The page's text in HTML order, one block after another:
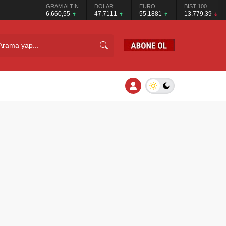
GRAM ALTIN
6.660,55
DOLAR
47,7111
EURO
55,1881
BIST 100
13.779,39